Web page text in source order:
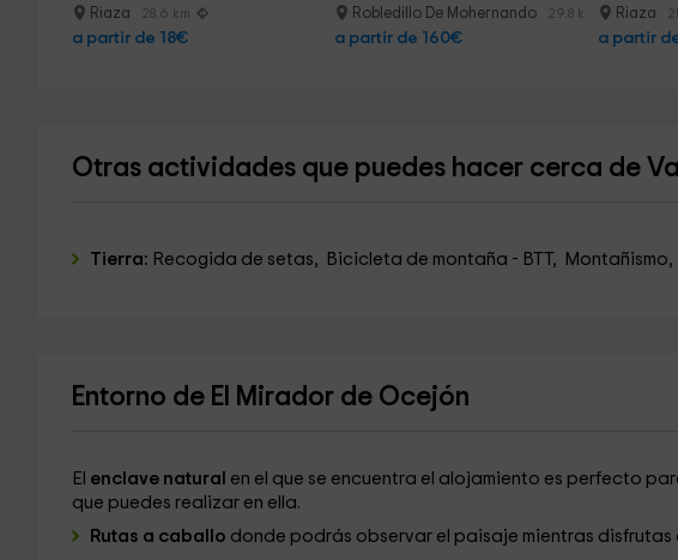
Riaza 28.6 km
a partir de 18€
Robledillo De Mohernando 29.8 km
a partir de 160€
Riaza
a partir
Otras actividades que puedes hacer cerca de
Tierra: Recogida de setas, Bicicleta de montaña - BTT, Montañismo,
Entorno de El Mirador de Ocejón
El enclave natural en el que se encuentra el alojamiento es perfecto
que puedes realizar en ella.
Rutas a caballo donde podrás observar el paisaje mientras disfrutas